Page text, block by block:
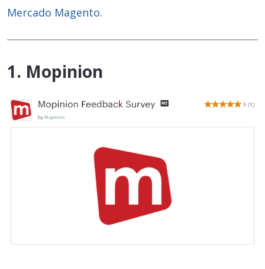
Mercado Magento.
1. Mopinion